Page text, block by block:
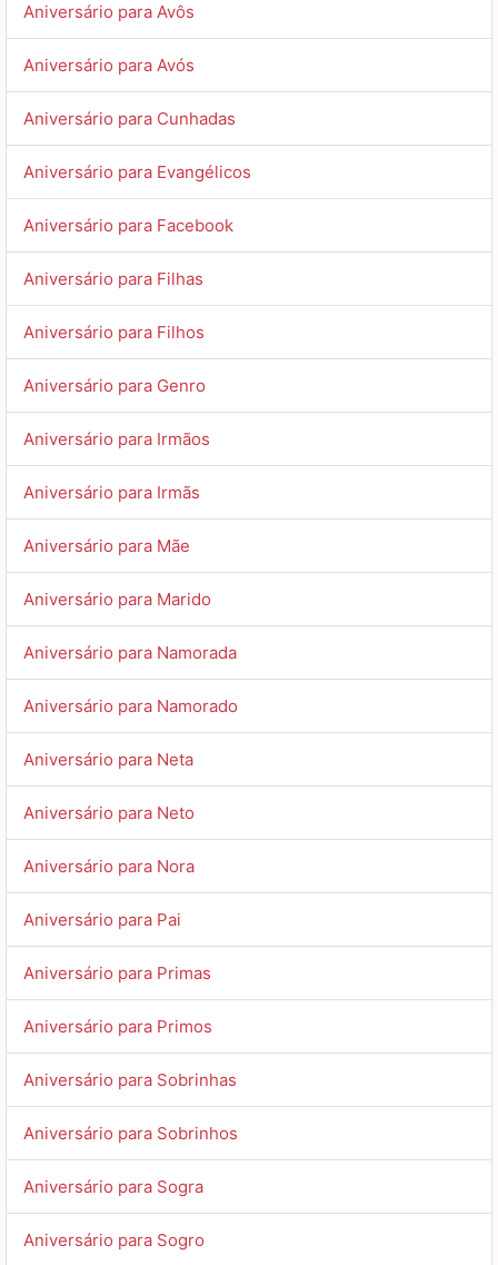
Aniversário para Avôs
Aniversário para Avós
Aniversário para Cunhadas
Aniversário para Evangélicos
Aniversário para Facebook
Aniversário para Filhas
Aniversário para Filhos
Aniversário para Genro
Aniversário para Irmãos
Aniversário para Irmãs
Aniversário para Mãe
Aniversário para Marido
Aniversário para Namorada
Aniversário para Namorado
Aniversário para Neta
Aniversário para Neto
Aniversário para Nora
Aniversário para Pai
Aniversário para Primas
Aniversário para Primos
Aniversário para Sobrinhas
Aniversário para Sobrinhos
Aniversário para Sogra
Aniversário para Sogro